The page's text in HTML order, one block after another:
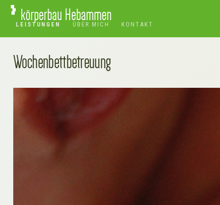
körperbau Hebammen
LEISTUNGEN ÜBER MICH KONTAKT
Wochenbettbetreuung